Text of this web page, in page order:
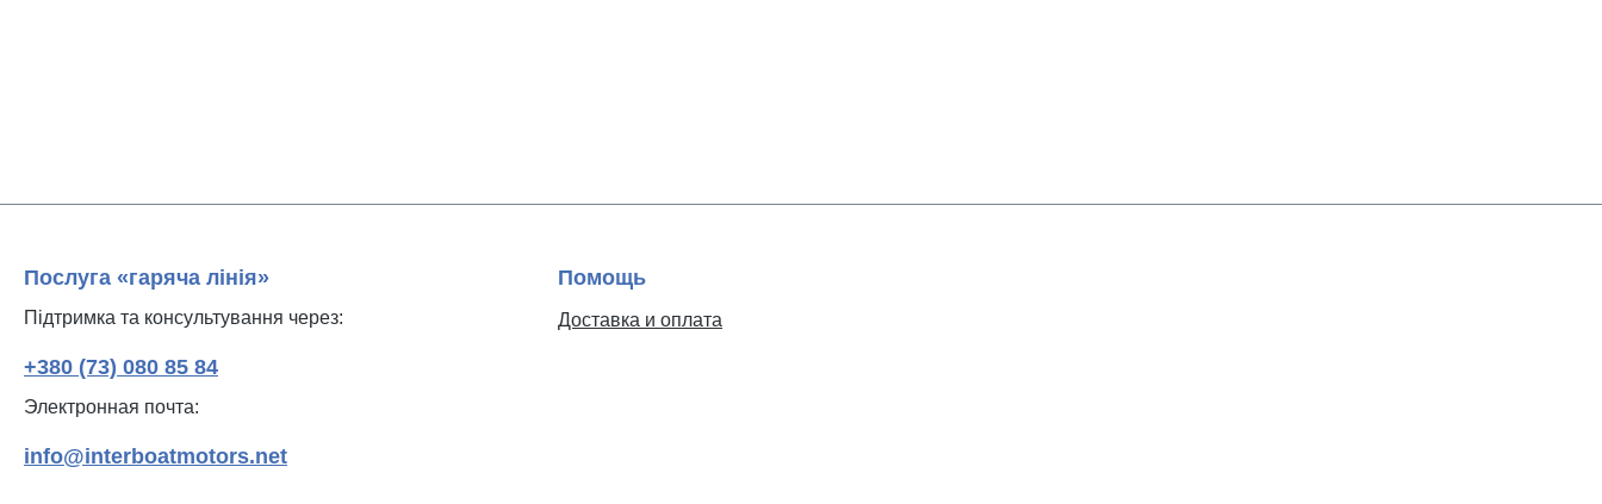
Послуга «гаряча лінія»
Підтримка та консультування через:
+380 (73) 080 85 84
Электронная почта:
info@interboatmotors.net
Помощь
Доставка и оплата